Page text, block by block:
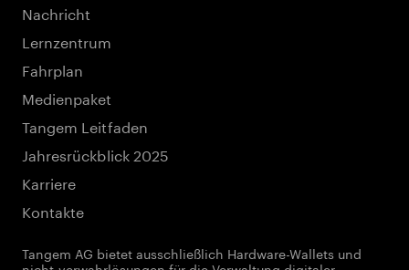
Nachricht
Lernzentrum
Fahrplan
Medienpaket
Tangem Leitfaden
Jahresrückblick 2025
Karriere
Kontakte
Tangem AG bietet ausschließlich Hardware-Wallets und